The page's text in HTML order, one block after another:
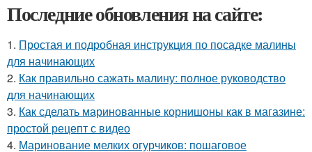
Последние обновления на сайте:
1. Простая и подробная инструкция по посадке малины
для начинающих
2. Как правильно сажать малину: полное руководство
для начинающих
3. Как сделать маринованные корнишоны как в магазине:
простой рецепт с видео
4. Маринование мелких огурчиков: пошаговое